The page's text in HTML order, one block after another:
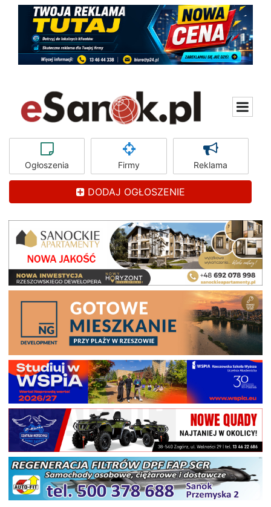
Ogłoszenia Firmy Reklama
DODAJ OGŁOSZENIE